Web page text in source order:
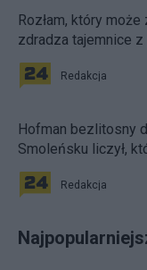
Rozłam, który
zdradza tajemnice
Redakcja
Hofman bezlitosny
Smoleńsku liczył,
Redakcja